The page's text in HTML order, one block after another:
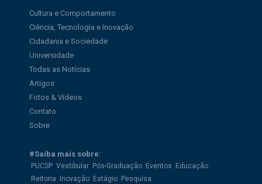
Cultura e Comportamento
Ciência, Tecnologia e Inovação
Cidadania e Sociedade
Universidade
Todas as Notícias
Artigos
Fotos & Vídeos
Contato
Sobre
#Saiba mais sobre:
PUCSP Vestibular Pós-Graduação Eventos
Educação
Reitoria
Inovação Estágio Pesquisa